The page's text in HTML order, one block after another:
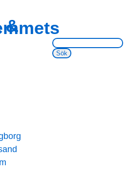
&
Sök på webbsidan: